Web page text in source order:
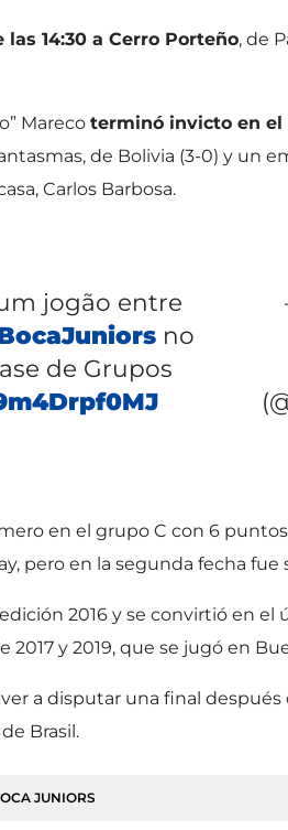
14:30 a Cerro Porteño, de
Mareco terminó invicto en el
de Bolivia (3-0) y un
Carlos Barbosa.
um jogão entre
no
de Grupos
en el grupo C con 6
pero en la segunda fecha fue
2016 y se convirtió en el
y 2019, que se jugó en
a disputar una final
Brasil.
JUNIORS